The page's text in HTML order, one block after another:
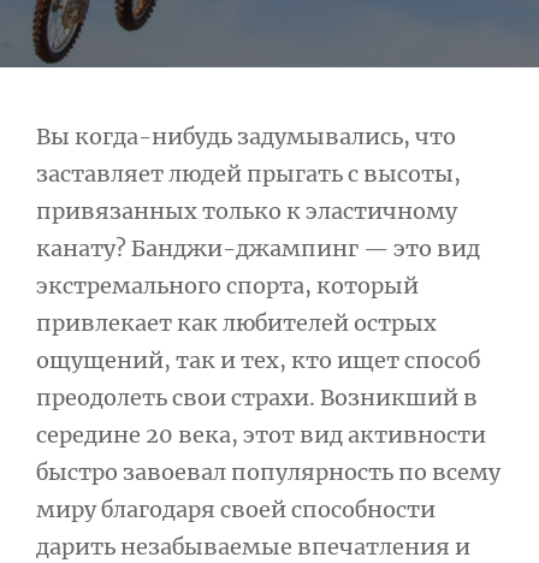
Вы когда-нибудь задумывались, что
заставляет людей прыгать с высоты,
привязанных только к эластичному
канату? Банджи-джампинг — это вид
экстремального спорта, который
привлекает как любителей острых
ощущений, так и тех, кто ищет способ
преодолеть свои страхи. Возникший в
середине 20 века, этот вид активности
быстро завоевал популярность по всему
миру благодаря своей способности
дарить незабываемые впечатления и
Навигация
по
записям